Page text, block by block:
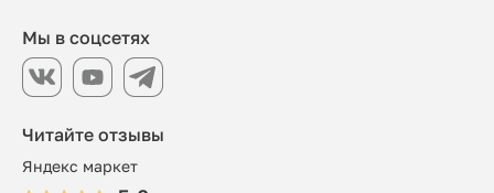
Читайте отзывы
Яндекс маркет
Мы в соцсетях